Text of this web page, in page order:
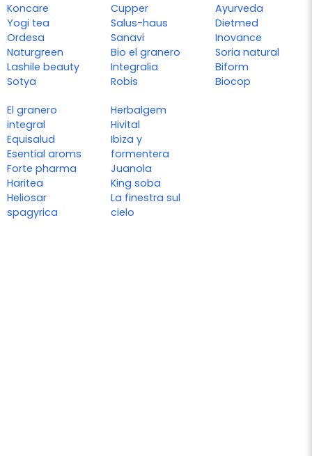
Koncare
Yogi tea
Ordesa
Naturgreen
Lashile beauty
Sotya
Cupper
Salus-haus
Sanavi
Bio el granero
Integralia
Robis
Ayurveda
Dietmed
Inovance
Soria natural
Biform
Biocop
El granero
integral
Equisalud
Esential aroms
Forte pharma
Haritea
Heliosar
spagyrica
Herbalgem
Hivital
Ibiza y
formentera
Juanola
King soba
La finestra sul
cielo